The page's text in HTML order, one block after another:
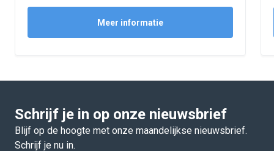
Meer informatie
Schrijf je in op onze nieuwsbrief
Blijf op de hoogte met onze maandelijkse nieuwsbrief.
Schrijf je nu in.